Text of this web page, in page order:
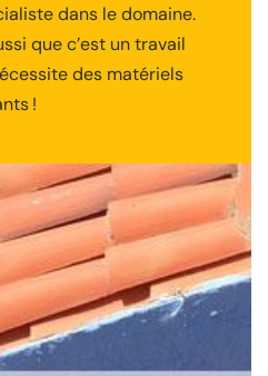
dans le domaine.
que c’est un travail
des matériels
!